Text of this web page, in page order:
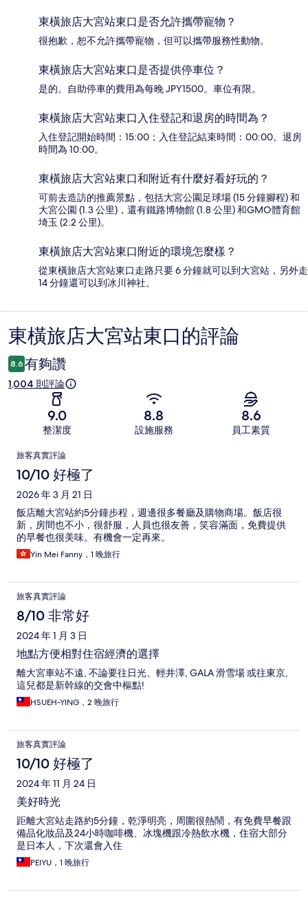
東橫旅店大宮站東口是否允許攜帶寵物？
很抱歉，恕不允許攜帶寵物，但可以攜帶服務性動物。
東橫旅店大宮站東口是否提供停車位？
是的。自助停車的費用為每晚 JPY1500。車位有限。
東橫旅店大宮站東口入住登記和退房的時間為？
入住登記開始時間：15:00；入住登記結束時間：00:00。退房
時間為 10:00。
東橫旅店大宮站東口和附近有什麼好看好玩的？
可前去造訪的推薦景點，包括大宮公園足球場 (15 分鐘腳程) 和
大宮公園 (1.3 公里)，還有鐵路博物館 (1.8 公里) 和GMO體育館
埼玉 (2.2 公里)。
東橫旅店大宮站東口附近的環境怎麼樣？
從東橫旅店大宮站東口走路只要 6 分鐘就可以到大宮站，另外走
14 分鐘還可以到冰川神社。
評
論
東橫旅店大宮站東口的評論
8.6 有夠讚
1,004 則評論
9.0
整潔度
8.8
設施服務
8.6
員工素質
評
論
旅客真實評論
10/10 好極了
2026 年 3 月 21 日
飯店離大宮站約5分鐘步程，週邊很多餐廳及購物商場。飯店很
新，房間也不小，很舒服，人員也很友善，笑容滿面，免費提供
的早餐也很美味。有機會一定再來。
Yin Mei Fanny，1 晚旅行
旅客真實評論
8/10 非常好
2024 年 1 月 3 日
地點方便相對住宿經濟的選擇
離大宮車站不遠, 不論要往日光、輕井澤, GALA 滑雪場 或往東京,
這兒都是新幹線的交會中樞點!
HSUEH-YING，2 晚旅行
旅客真實評論
10/10 好極了
2024 年 11 月 24 日
美好時光
距離大宮站走路約5分鐘，乾淨明亮，周圍很熱鬧，有免費早餐跟
備品化妝品及24小時咖啡機、冰塊機跟冷熱飲水機，住宿大部分
是日本人，下次還會入住
PEIYU，1 晚旅行